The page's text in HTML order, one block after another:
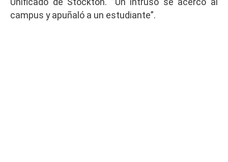
campus y apuñaló a un estudiante”.